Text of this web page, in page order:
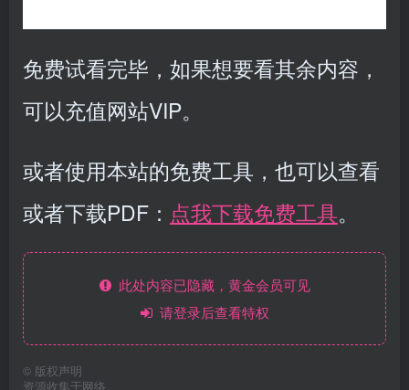
免费试看完毕，如果想要看其余内容，
可以充值网站VIP。
或者使用本站的免费工具，也可以查看
或者下载PDF： 点我下载免费工具。
此处内容已隐藏，黄金会员可见
请登录后查看特权
© 版权声明
资源收集于网络。